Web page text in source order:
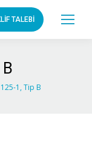
TALEBİ
1, Tip B